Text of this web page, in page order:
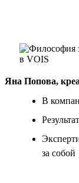
Яна Попова,
В
за собой